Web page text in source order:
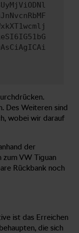
Des Weiteren sind
wobei wir darauf
der
VW Tiguan
Rückbank noch
ist das Erreichen
die sich